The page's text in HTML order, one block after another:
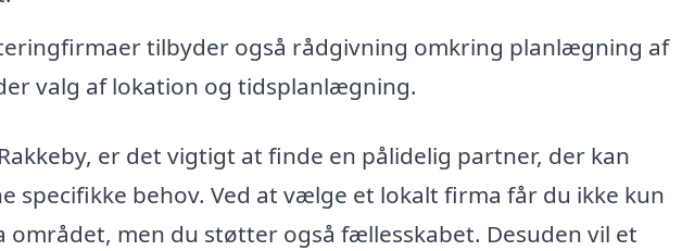
tilbyder også rådgivning omkring planlægning af
valg af lokation og tidsplanlægning.
er det vigtigt at finde en pålidelig partner, der kan
specifikke behov. Ved at vælge et lokalt firma får du ikke kun
men du støtter også fællesskabet. Desuden vil et